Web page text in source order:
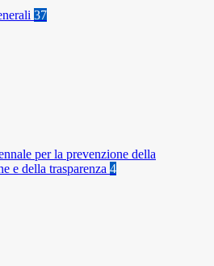
37
per la prevenzione della
e della trasparenza 4